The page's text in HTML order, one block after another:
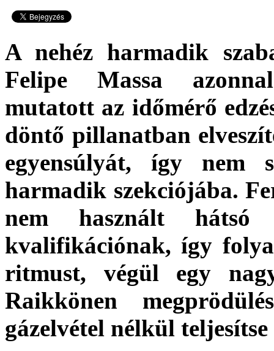
A nehéz harmadik
Felipe Massa
mutatott az időmérő
döntő pillanatban
egyensúlyát, így nem
harmadik szekciójába.
nem használt
kvalifikációnak, így
ritmust, végül egy
Raikkönen
gázelvétel nélkül teljesítse